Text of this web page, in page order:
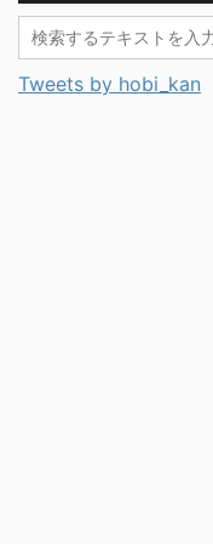
Tweets by hobi_kan